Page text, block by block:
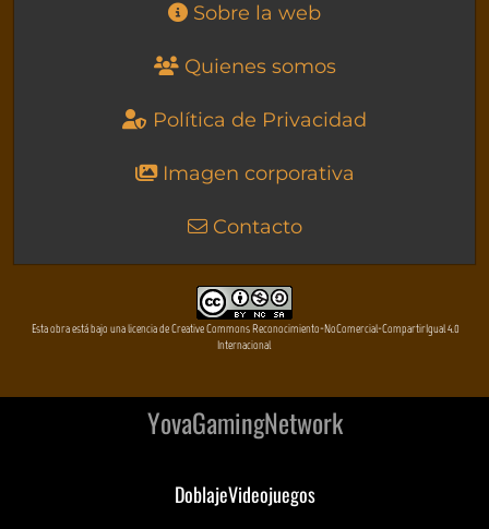
Sobre la web
Quienes somos
Política de Privacidad
Imagen corporativa
Contacto
Esta obra está bajo una licencia de Creative Commons Reconocimiento-NoComercial-CompartirIgual 4.0
Internacional
YovaGamingNetwork
DoblajeVideojuegos